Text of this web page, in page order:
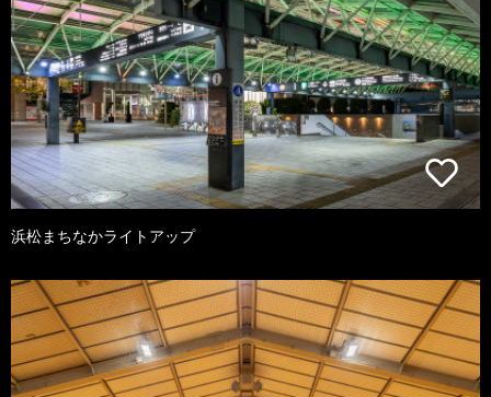
浜松まちなかライトアップ